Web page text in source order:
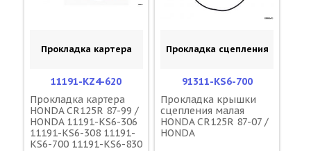
Прокладка картера
11191-KZ4-620
Прокладка картера
HONDA CR125R 87-99 /
HONDA 11191-KS6-306
11191-KS6-308 11191-
KS6-700 11191-KS6-830
Прокладка сцепления
91311-KS6-700
Прокладка крышки
сцепления малая
HONDA CR125R 87-07 /
HONDA